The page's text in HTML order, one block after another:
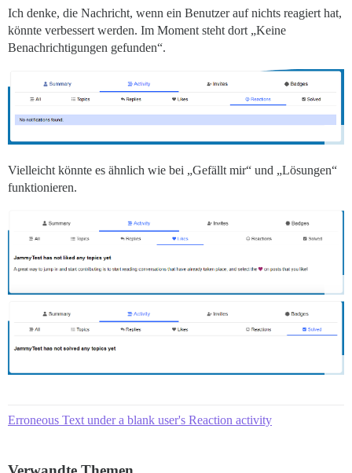
Ich denke, die Nachricht, wenn ein Benutzer auf nichts reagiert hat,
könnte verbessert werden. Im Moment steht dort „Keine
Benachrichtigungen gefunden“.
Vielleicht könnte es ähnlich wie bei „Gefällt mir“ und „Lösungen“
funktionieren.
Erroneous Text under a blank user's Reaction activity